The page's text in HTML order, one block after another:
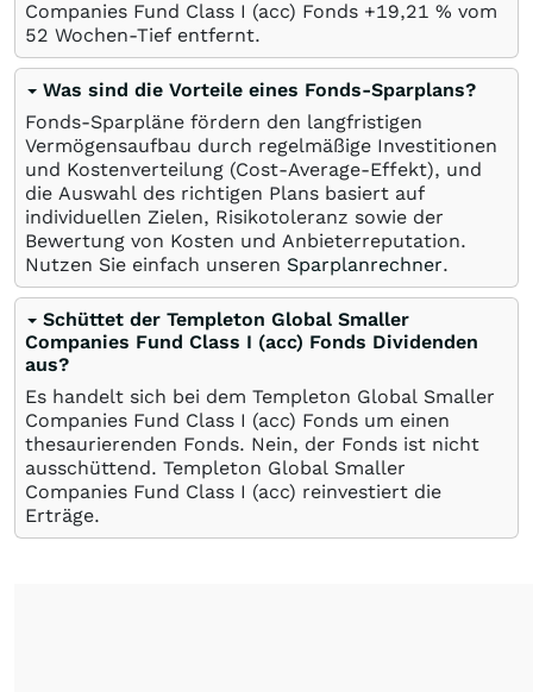
Companies Fund Class I (acc) Fonds +19,21 % vom
52 Wochen-Tief entfernt.
Was sind die Vorteile eines Fonds-Sparplans?
Fonds-Sparpläne fördern den langfristigen
Vermögensaufbau durch regelmäßige Investitionen
und Kostenverteilung (Cost-Average-Effekt), und
die Auswahl des richtigen Plans basiert auf
individuellen Zielen, Risikotoleranz sowie der
Bewertung von Kosten und Anbieterreputation.
Nutzen Sie einfach unseren Sparplanrechner.
Schüttet der Templeton Global Smaller
Companies Fund Class I (acc) Fonds Dividenden
aus?
Es handelt sich bei dem Templeton Global Smaller
Companies Fund Class I (acc) Fonds um einen
thesaurierenden Fonds. Nein, der Fonds ist nicht
ausschüttend. Templeton Global Smaller
Companies Fund Class I (acc) reinvestiert die
Erträge.